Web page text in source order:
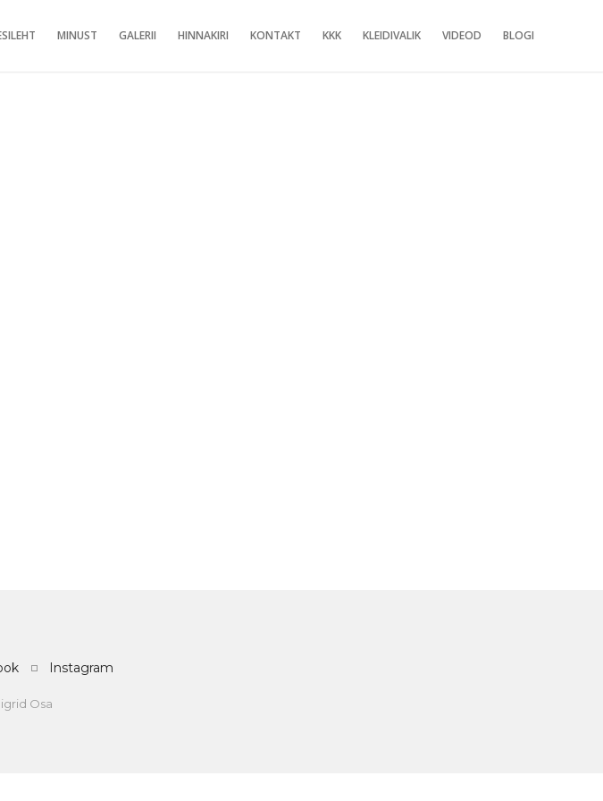
MINUST GALERII HINNAKIRI KONTAKT KKK KLEIDIVALIK VIDEOD BLOGI
Instagram
Osa